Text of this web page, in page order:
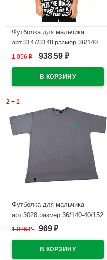
Футболка для мальчика
арт.3147/3148 размер 36/140-
46/170 цвет белый
1 056₽ 938,59 ₽
2 + 1
Футболка для мальчика
арт.3028 размер 36/140-40/152
цвет серый
1 026₽ 969 ₽